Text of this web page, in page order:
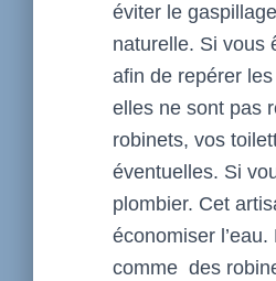
éviter le
naturelle. Si vous
afin de repérer
elles ne sont pas
robinets, vos
éventuelles. Si
plombier. Cet
économiser
comme des